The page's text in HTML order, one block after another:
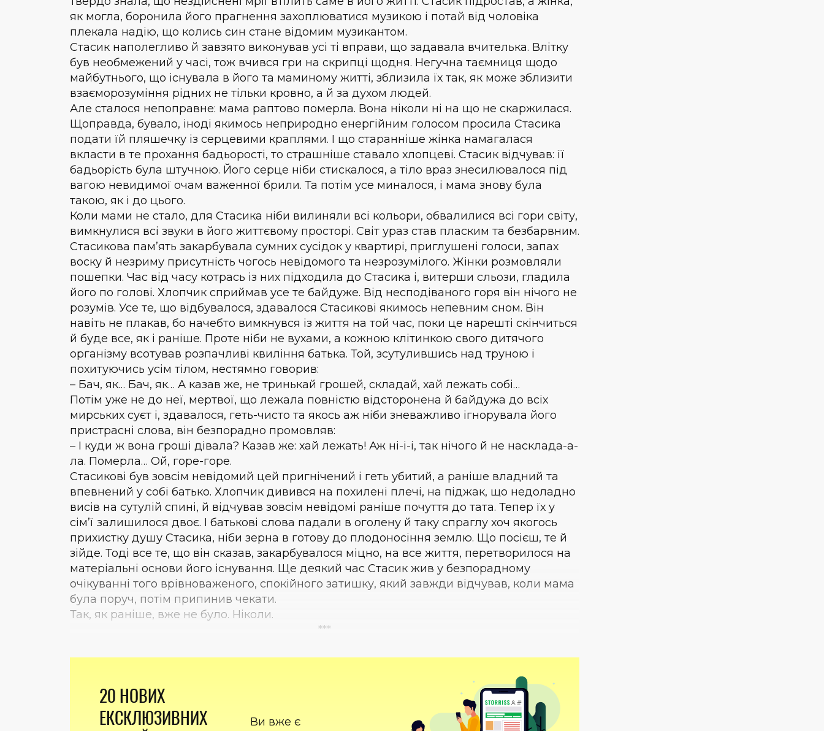
як могла, боронила його прагнення захоплюватися музикою і потай від чоловіка
плекала надію, що колись син стане відомим музикантом.
Стасик наполегливо й завзято виконував усі ті вправи, що задавала вчителька. Влітку
був необмежений у часі, тож вчився гри на скрипці щодня. Негучна таємниця щодо
майбутнього, що існувала в його та маминому житті, зблизила їх так, як може зблизити
взаєморозуміння рідних не тільки кровно, а й за духом людей.
Але сталося непоправне: мама раптово померла. Вона ніколи ні на що не скаржилася.
Щоправда, бувало, іноді якимось неприродно енергійним голосом просила Стасика
подати їй пляшечку із серцевими краплями. І що старанніше жінка намагалася
вкласти в те прохання бадьорості, то страшніше ставало хлопцеві. Стасик відчував: її
бадьорість була штучною. Його серце ніби стискалося, а тіло враз знесилювалося під
вагою невидимої очам важенної брили. Та потім усе миналося, і мама знову була
такою, як і до цього.
Коли мами не стало, для Стасика ніби вилиняли всі кольори, обвалилися всі гори світу,
вимк­нулися всі звуки в його життєвому просторі. Світ ураз став пласким та безбарвним.
Стасикова пам’ять закарбувала сумних сусідок у квартирі, приглушені голоси, запах
воску й незриму присутність чогось невідомого та незрозумілого. Жінки розмовляли
пошепки. Час від часу котрась із них підходила до Стасика і, витерши сльози, гладила
його по голові. Хлопчик сприймав усе те байдуже. Від несподіваного горя він нічого не
розумів. Усе те, що відбувалося, здавалося Стасикові якимось непевним сном. Він
навіть не плакав, бо начебто вимкнувся із життя на той час, поки це нарешті скінчиться
й буде все, як і раніше. Проте ніби не вухами, а кожною клітинкою свого дитячого
організму всотував розпачливі квиління батька. Той, зсутулившись над труною і
похитуючись усім тілом, нестямно говорив:
– Бач, як… Бач, як… А казав же, не тринькай грошей, складай, хай лежать собі…
Потім уже не до неї, мертвої, що лежала повністю відсторонена й байдужа до всіх
мирських суєт і, здавалося, геть-чисто та якось аж ніби зневажливо ігнорувала його
пристрасні слова, він безпорадно промовляв:
– І куди ж вона гроші дівала? Казав же: хай лежать! Аж ні-і-і, так нічого й не насклада-а-
ла. Померла… Ой, горе-горе.
Стасикові був зовсім невідомий цей пригнічений і геть убитий, а раніше владний та
впевнений у собі батько. Хлопчик дивився на похилені плечі, на піджак, що недоладно
висів на сутулій спині, й відчував зовсім невідомі раніше почуття до тата. Тепер їх у
сім’ї залишилося двоє. І батькові слова падали в оголену й таку спраглу хоч якогось
прихистку душу Стасика, ніби зерна в готову до плодоносіння землю. Що посієш, те й
зійде. Тоді все те, що він сказав, закарбувалося міцно, на все життя, перетворилося на
матеріальні основи його існування. Ще деякий час Стасик жив у безпорадному
очікуванні того врівноваженого, спокійного затишку, який завжди відчував, коли мама
була поруч, потім припинив чекати.
Так, як раніше, вже не було. Ніколи.
***
20 НОВИХ
ЕКСКЛЮЗИВНИХ
Ви вже є